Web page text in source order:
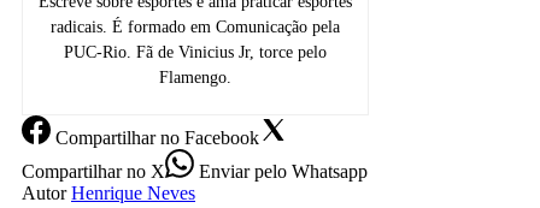
radicais. É formado em Comunicação pela
PUC-Rio. Fã de Vinicius Jr, torce pelo
Flamengo.
Compartilharno Facebook
Compartilharno X Enviarpelo Whatsapp
Autor Henrique Neves